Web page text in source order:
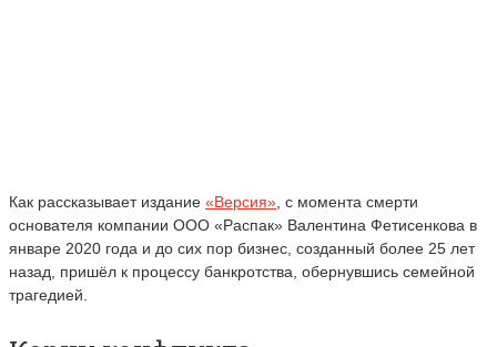
Как рассказывает издание «Версия» , с момента смерти
основателя компании ООО «Распак» Валентина Фетисенкова в
январе 2020 года и до сих пор бизнес, созданный более 25 лет
назад, пришёл к процессу банкротства, обернувшись семейной
трагедией.